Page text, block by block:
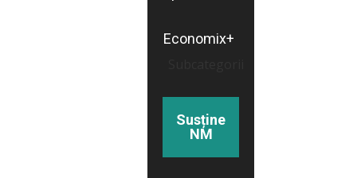
Economix+
Susține
NM